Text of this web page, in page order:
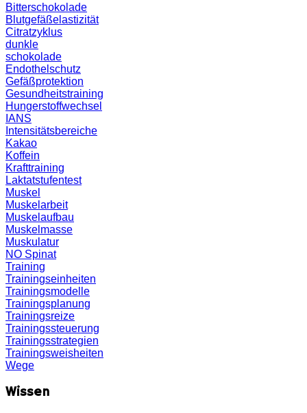
Bitterschokolade
Blutgefäßelastizität
Citratzyklus
dunkle
schokolade
Endothelschutz
Gefäßprotektion
Gesundheitstraining
Hungerstoffwechsel
IANS
Intensitätsbereiche
Kakao
Koffein
Krafttraining
Laktatstufentest
Muskel
Muskelarbeit
Muskelaufbau
Muskelmasse
Muskulatur
NO Spinat
Training
Trainingseinheiten
Trainingsmodelle
Trainingsplanung
Trainingsreize
Trainingssteuerung
Trainingsstrategien
Trainingsweisheiten
Wege
Wissen